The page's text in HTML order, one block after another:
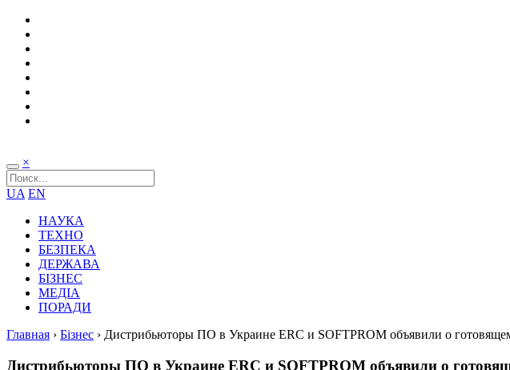
×
UA EN
НАУКА
ТЕХНО
БЕЗПЕКА
ДЕРЖАВА
БІЗНЕС
МЕДІА
ПОРАДИ
Главная › Бізнес › Дистрибьюторы ПО в Украине ERC и SOFTPROM объявили о
Дистрибьюторы ПО в Украине ERC и SOFTPROM объявили о